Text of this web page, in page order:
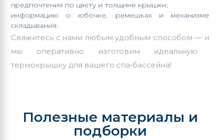
предпочтения по цвету и толщине крышки;
информацию о юбочке, ремешкахи механизме
складывания.
Свяжитесь с нами любым удобным способом — и
мы оперативно изготовим идеальную
термокрышку для вашего спа‑бассейна!
Полезные материалы и
подборки